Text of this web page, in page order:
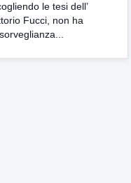
le tesi dell’
Fucci, non ha